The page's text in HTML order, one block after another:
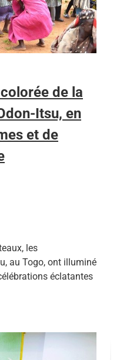
de la
Itsu, en
et de
les
au Togo, ont illuminé
éclatantes